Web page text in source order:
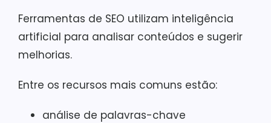
Ferramentas de SEO utilizam inteligência
artificial para analisar conteúdos e sugerir
melhorias.
Entre os recursos mais comuns estão:
análise de palavras-chave